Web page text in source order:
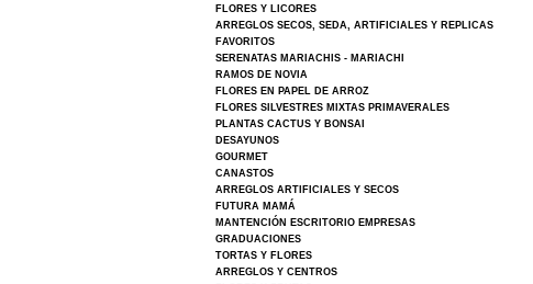
FLORES Y LICORES
ARREGLOS SECOS, SEDA, ARTIFICIALES Y REPLICAS
FAVORITOS
SERENATAS MARIACHIS - MARIACHI
RAMOS DE NOVIA
FLORES EN PAPEL DE ARROZ
FLORES SILVESTRES MIXTAS PRIMAVERALES
PLANTAS CACTUS Y BONSAI
DESAYUNOS
GOURMET
CANASTOS
ARREGLOS ARTIFICIALES Y SECOS
FUTURA MAMÁ
MANTENCIÓN ESCRITORIO EMPRESAS
GRADUACIONES
TORTAS Y FLORES
ARREGLOS Y CENTROS